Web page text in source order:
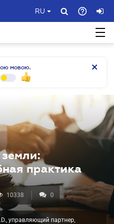
RU
мовою.
практика
10338 0
управляющий партнер,